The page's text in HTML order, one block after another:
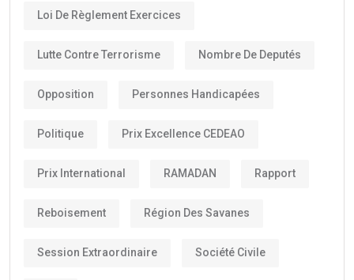
Loi De Règlement Exercices
Lutte Contre Terrorisme Nombre De Deputés
Opposition Personnes Handicapées
Politique Prix Excellence CEDEAO
Prix International RAMADAN Rapport
Reboisement Région Des Savanes
Session Extraordinaire Société Civile